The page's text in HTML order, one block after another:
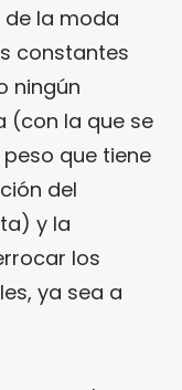
de la moda
constantes
ningún
(con la que se
que tiene
del
y la
los
ya sea a